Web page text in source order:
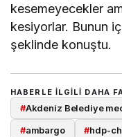
kesemeyecekler
kesiyorlar. Bunun
şeklinde konuştu.
HABERLE ILGILI DAHA
#Akdeniz Belediye
#ambargo #hdp-